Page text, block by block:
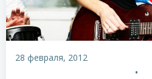
28 февраля, 2012
•